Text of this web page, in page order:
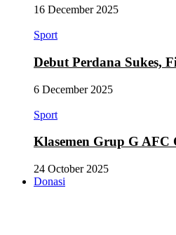
16 December 2025
Sport
Debut Perdana Sukes,
6 December 2025
Sport
Klasemen Grup G AFC
24 October 2025
Donasi